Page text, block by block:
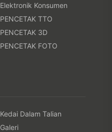
Elektronik Konsumen
PENCETAK TTO
PENCETAK 3D
PENCETAK FOTO
Kedai Dalam Talian
Galeri